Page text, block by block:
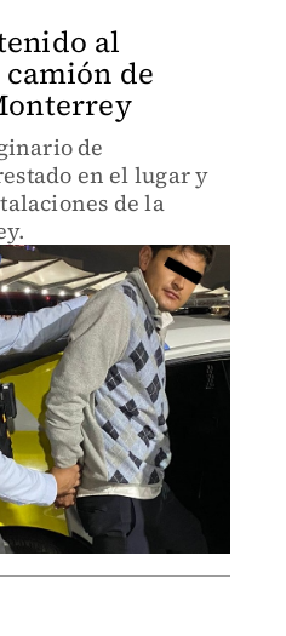
al
de
de
en el lugar y
de la